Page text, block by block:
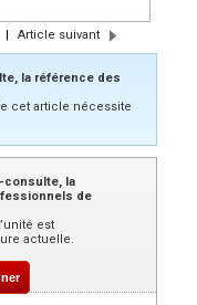
| Article suivant
la référence des
cet article nécessite
consulte, la
de
est
actuelle.